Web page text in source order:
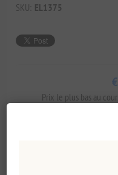
SKU: EL1375
Prix ​​le plus bas au